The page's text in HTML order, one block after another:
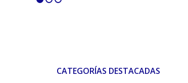
CATEGORÍAS DESTACADAS